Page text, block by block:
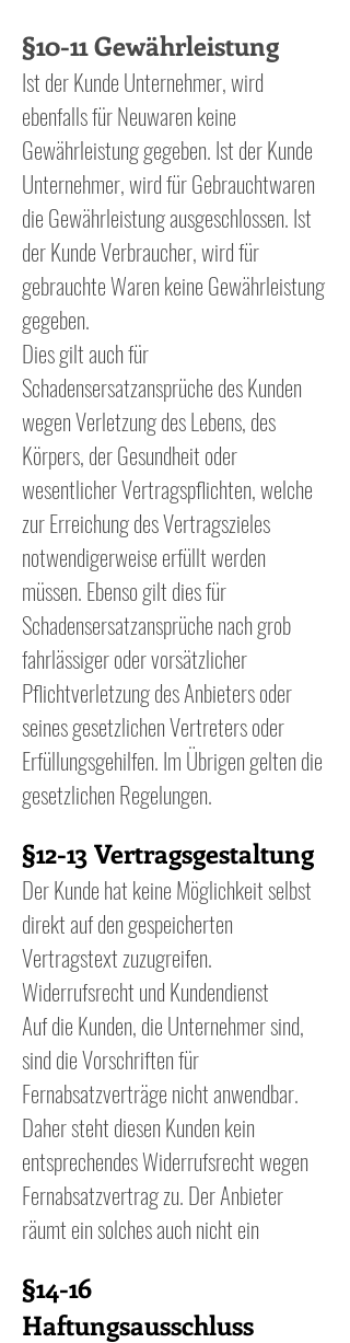
§10-11 Gewährleistung
Ist der Kunde Unternehmer, wird
ebenfalls für Neuwaren keine
Gewährleistung gegeben. Ist der Kunde
Unternehmer, wird für Gebrauchtwaren
die Gewährleistung ausgeschlossen. Ist
der Kunde Verbraucher, wird für
gebrauchte Waren keine Gewährleistung
gegeben.
Dies gilt auch für
Schadensersatzansprüche des Kunden
wegen Verletzung des Lebens, des
Körpers, der Gesundheit oder
wesentlicher Vertragspflichten, welche
zur Erreichung des Vertragszieles
notwendigerweise erfüllt werden
müssen. Ebenso gilt dies für
Schadensersatzansprüche nach grob
fahrlässiger oder vorsätzlicher
Pflichtverletzung des Anbieters oder
seines gesetzlichen Vertreters oder
Erfüllungsgehilfen. Im Übrigen gelten die
gesetzlichen Regelungen.
§12-13 Vertragsgestaltung
Der Kunde hat keine Möglichkeit selbst
direkt auf den gespeicherten
Vertragstext zuzugreifen.
Widerrufsrecht und Kundendienst
Auf die Kunden, die Unternehmer sind,
sind die Vorschriften für
Fernabsatzverträge nicht anwendbar.
Daher steht diesen Kunden kein
entsprechendes Widerrufsrecht wegen
Fernabsatzvertrag zu. Der Anbieter
räumt ein solches auch nicht ein
§14-16
Haftungsausschluss